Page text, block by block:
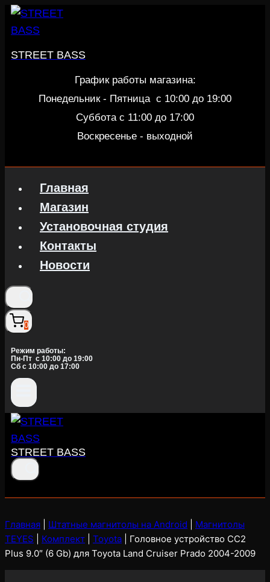
Перейти
STREET BASS
График работы магазина:
Понедельник - Пятница c 10:00 до 19:00
Суббота с 11:00 до 17:00
Воскресенье - выходной
Главная
Магазин
Установочная студия
Контакты
Новости
0
Режим работы:
Пн-Пт c 10:00 до 19:00
Сб с 10:00 до 17:00
STREET BASS
Главная Штатные магнитолы на Android
Магнитолы
TEYES
Комплект Toyota
Головное устройство CC2
Plus 9.0″ (6 Gb) для Toyota Land Cruiser Prado 2004-2009